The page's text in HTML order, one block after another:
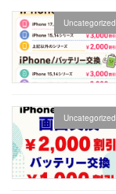
Uncategorized
Uncategorized